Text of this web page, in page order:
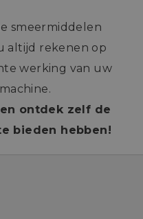
smeermiddelen
altijd rekenen op
werking van uw
ontdek zelf de
bieden hebben!